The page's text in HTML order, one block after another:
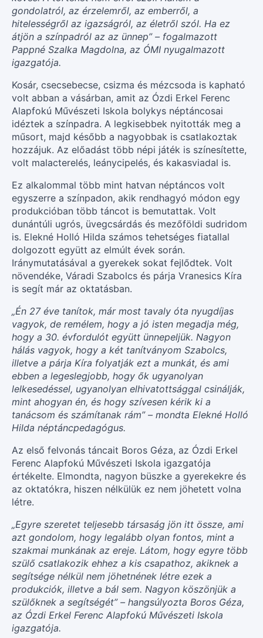
gondolatról, az érzelemről, az emberről, a
hitelességről az igazságról, az életről szól. Ha ez
átjön a színpadról az az ünnep” – fogalmazott
Pappné Szalka Magdolna, az ÓMI nyugalmazott
igazgatója.
Kosár, csecsebecse, csizma és mézcsoda is kapható
volt abban a vásárban, amit az Ózdi Erkel Ferenc
Alapfokú Művészeti Iskola bolykys néptáncosai
idéztek a színpadra. A legkisebbek nyitották meg a
műsort, majd később a nagyobbak is csatlakoztak
hozzájuk. Az előadást több népi játék is színesítette,
volt malacterelés, leánycipelés, és kakasviadal is.
Ez alkalommal több mint hatvan néptáncos volt
egyszerre a színpadon, akik rendhagyó módon egy
produkcióban több táncot is bemutattak. Volt
dunántúli ugrós, üvegcsárdás és mezőföldi sudridom
is. Elekné Holló Hilda számos tehetséges fiatallal
dolgozott együtt az elmúlt évek során.
Iránymutatásával a gyerekek sokat fejlődtek. Volt
növendéke, Váradi Szabolcs és párja Vranesics Kíra
is segít már az oktatásban.
„Én 27 éve tanítok, már most tavaly óta nyugdíjas
vagyok, de remélem, hogy a jó isten megadja még,
hogy a 30. évfordulót együtt ünnepeljük. Nagyon
hálás vagyok, hogy a két tanítványom Szabolcs,
illetve a párja Kíra folyatják ezt a munkát, és ami
ebben a legeslegjobb, hogy ők ugyanolyan
lelkesedéssel, ugyanolyan elhivatottsággal csinálják,
mint ahogyan én, és hogy szívesen kérik ki a
tanácsom és számítanak rám” – mondta Elekné Holló
Hilda néptáncpedagógus.
Az első felvonás táncait Boros Géza, az Ózdi Erkel
Ferenc Alapfokú Művészeti Iskola igazgatója
értékelte. Elmondta, nagyon büszke a gyerekekre és
az oktatókra, hiszen nélkülük ez nem jöhetett volna
létre.
„Egyre szeretet teljesebb társaság jön itt össze, ami
azt gondolom, hogy legalább olyan fontos, mint a
szakmai munkának az ereje. Látom, hogy egyre több
szülő csatlakozik ehhez a kis csapathoz, akiknek a
segítsége nélkül nem jöhetnének létre ezek a
produkciók, illetve a bál sem. Nagyon köszönjük a
szülőknek a segítségét” – hangsúlyozta Boros Géza,
az Ózdi Erkel Ferenc Alapfokú Művészeti Iskola
igazgatója.